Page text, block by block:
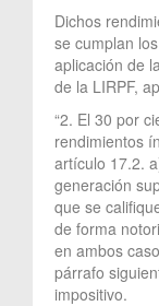
Dichos
se cumplan
aplicación de
de la LIRPF,
“2. El 30 por
rendimientos
artículo 17.2.
generación
que se
de forma
en ambos
párrafo
impositivo.